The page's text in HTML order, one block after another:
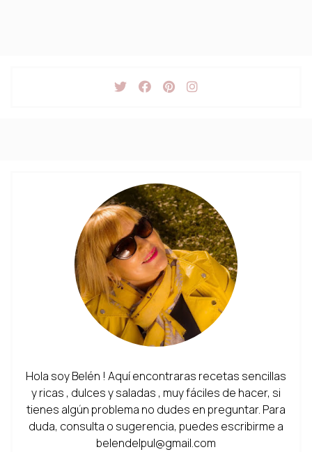
Hola soy Belén ! Aquí encontraras recetas sencillas
y ricas , dulces y saladas , muy fáciles de hacer, si
tienes algún problema no dudes en preguntar. Para
duda, consulta o sugerencia, puedes escribirme a
belendelpul@gmail.com